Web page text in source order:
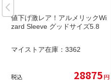
値下げ激レア！アルメリックWi
zard Sleeve グッドサイズ5.8
マイストア在庫： 3362
税込 28875円